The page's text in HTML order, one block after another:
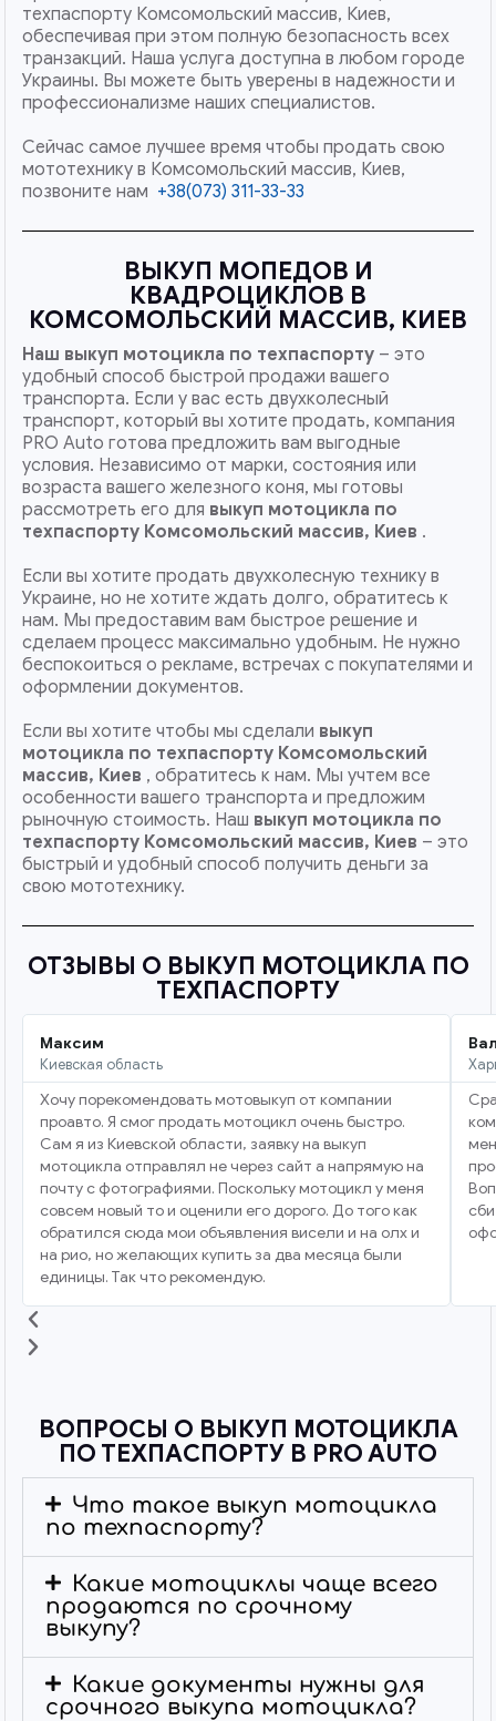
техпаспорту Комсомольский массив, Киев,
обеспечивая при этом полную безопасность всех
транзакций. Наша услуга доступна в любом городе
Украины. Вы можете быть уверены в надежности и
профессионализме наших специалистов.
Сейчас самое лучшее время чтобы продать свою
мототехнику в Комсомольский массив, Киев,
позвоните нам +38(073) 311-33-33
ВЫКУП МОПЕДОВ И
КВАДРОЦИКЛОВ В
КОМСОМОЛЬСКИЙ МАССИВ, КИЕВ
Наш выкуп мотоцикла по техпаспорту – это
удобный способ быстрой продажи вашего
транспорта. Если у вас есть двухколесный
транспорт, который вы хотите продать, компания
PRO Auto готова предложить вам выгодные
условия. Независимо от марки, состояния или
возраста вашего железного коня, мы готовы
рассмотреть его для выкуп мотоцикла по
техпаспорту Комсомольский массив, Киев .
Если вы хотите продать двухколесную технику в
Украине, но не хотите ждать долго, обратитесь к
нам. Мы предоставим вам быстрое решение и
сделаем процесс максимально удобным. Не нужно
беспокоиться о рекламе, встречах с покупателями и
оформлении документов.
Если вы хотите чтобы мы сделали выкуп
мотоцикла по техпаспорту Комсомольский
массив, Киев , обратитесь к нам. Мы учтем все
особенности вашего транспорта и предложим
рыночную стоимость. Наш выкуп мотоцикла по
техпаспорту Комсомольский массив, Киев – это
быстрый и удобный способ получить деньги за
свою мототехнику.
ОТЗЫВЫ О ВЫКУП МОТОЦИКЛА ПО
ТЕХПАСПОРТУ
Максим
Киевская область
Хочу порекомендовать мотовыкуп от компании
проавто. Я смог продать мотоцикл очень быстро.
Сам я из Киевской области, заявку на выкуп
мотоцикла отправлял не через сайт а напрямую на
почту с фотографиями. Поскольку мотоцикл у меня
совсем новый то и оценили его дорого. До того как
обратился сюда мои объявления висели и на олх и
на рио, но желающих купить за два месяца были
единицы. Так что рекомендую.
ВОПРОСЫ О ВЫКУП МОТОЦИКЛА
ПО ТЕХПАСПОРТУ В PRO AUTO
Что такое выкуп мотоцикла
по техпаспорту?
Какие мотоциклы чаще всего
продаются по срочному
выкупу?
Какие документы нужны для
срочного выкупа мотоцикла?